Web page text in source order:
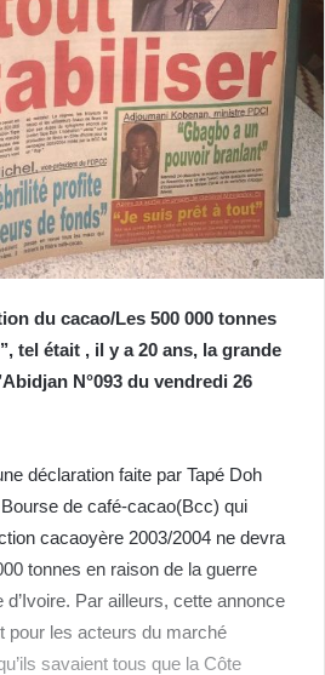
du cacao/Les 500 000 tonnes
tel était , il y a 20 ans, la grande
N°093 du vendredi 26
déclaration faite par Tapé Doh
de café-cacao(Bcc) qui
cacaoyère 2003/2004 ne devra
tonnes en raison de la guerre
Par ailleurs, cette annonce
pour les acteurs du marché
savaient tous que la Côte